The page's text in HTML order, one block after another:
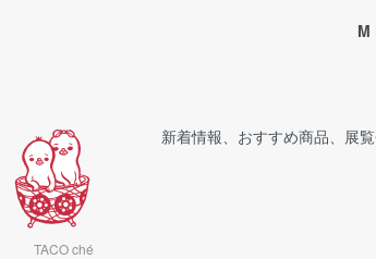
TACO ché
新着情報、おすすめ商品、展